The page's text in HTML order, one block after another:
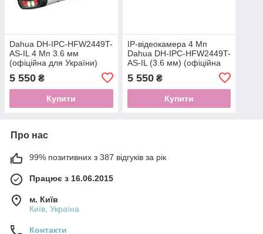
Dahua DH-IPC-HFW2449T-
AS-IL 4 Мп 3.6 мм
(офіційна для України)
5 550 ₴
Купити
IP-відеокамера 4 Мп
Dahua DH-IPC-HFW2449T-
AS-IL (3.6 мм) (офіційна
5 550₴
Купити
Про нас
99% позитивних з 387 відгуків за рік
Працює з 16.06.2015
м. Київ
Київ, Україна
Контакти